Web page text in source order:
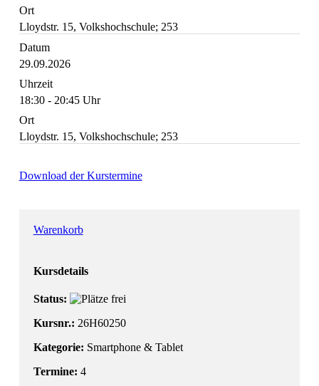
Ort
Lloydstr. 15, Volkshochschule; 253
Datum
29.09.2026
Uhrzeit
18:30 - 20:45 Uhr
Ort
Lloydstr. 15, Volkshochschule; 253
Download der Kurstermine
Warenkorb
Kursdetails
Status:
Kursnr.: 26H60250
Kategorie: Smartphone & Tablet
Termine: 4